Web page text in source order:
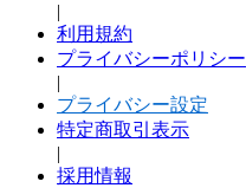
|
利用規約
プライバシーポリシー
|
プライバシー設定
特定商取引表示
|
採用情報